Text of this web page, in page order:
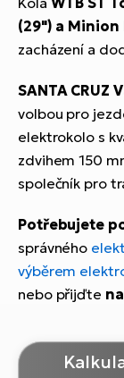
(29") a Minion
zacházení a
SANTA CRUZ
volbou pro
elektrokolo s
zdvihem 150
společník pro
Potřebujete
správného
výběrem
nebo přijďte